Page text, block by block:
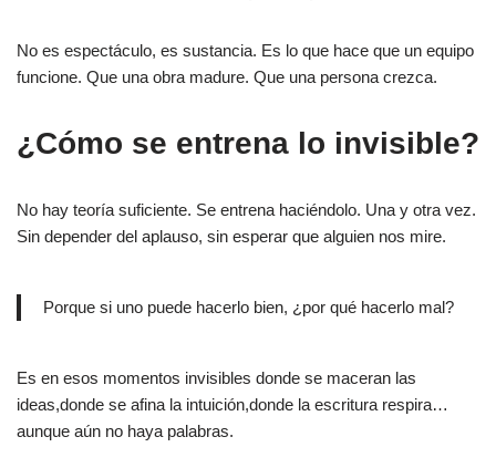
No es espectáculo, es sustancia. Es lo que hace que un equipo
funcione. Que una obra madure. Que una persona crezca.
¿Cómo se entrena lo invisible?
No hay teoría suficiente. Se entrena haciéndolo. Una y otra vez.
Sin depender del aplauso, sin esperar que alguien nos mire.
Porque si uno puede hacerlo bien, ¿por qué hacerlo mal?
Es en esos momentos invisibles donde se maceran las
ideas,donde se afina la intuición,donde la escritura respira…
aunque aún no haya palabras.